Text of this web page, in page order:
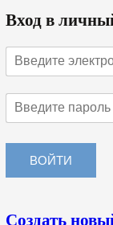
Вход в
Создать